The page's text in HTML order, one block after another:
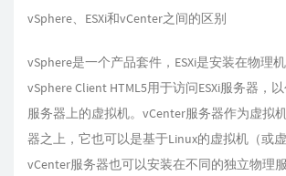
vSphere、ESXi和vCenter之间的区别
vSphere是一个产品套件，ESXi是安装在物理
vSphere Client HTML5用于访问ESXi服务器，
服务器上的虚拟机。vCenter服务器作为虚拟
器之上，它也可以是基于Linux的虚拟机（或虚
vCenter服务器也可以安装在不同的独立物理